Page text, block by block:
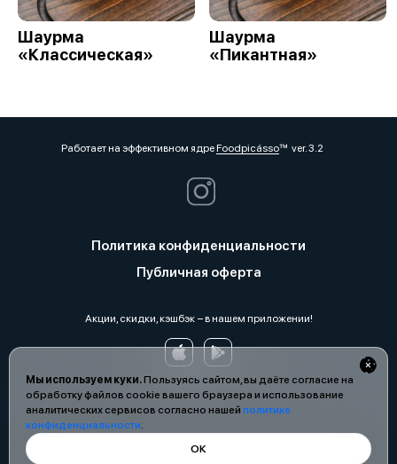
Мы используем куки.Пользуясь сайтом, вы даёте согласие на
обработку файлов cookie вашего браузера и использование
аналитических сервисов согласно нашей политике
конфиденциальности.
ОК
Шаурма
«Классическая»
Шаурма
«Пикантная»
Работает на эффективном ядреFoodpicássover. 3.2
Политика конфиденциальности
Публичная оферта
Акции, скидки, кэшбэк − в нашем приложении!